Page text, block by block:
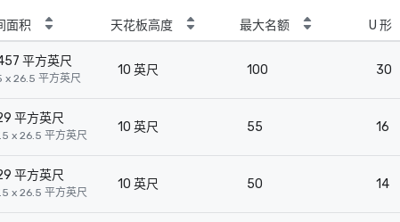
面积 天花板高度 最大名额 U 形
平方英尺
x 26.5 平方英尺
10 英尺 100 30
平方英尺
x 26.5 平方英尺
10 英尺 55 16
平方英尺
x 26.5 平方英尺
10 英尺 50 14